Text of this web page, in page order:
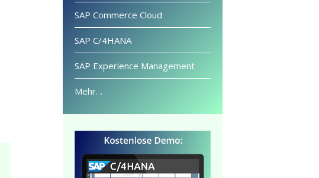
SAP Commerce Cloud
SAP C/4HANA
SAP Experience Management
Mehr…